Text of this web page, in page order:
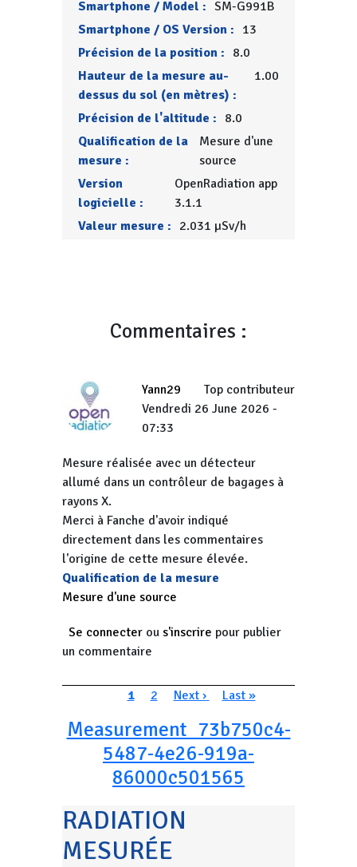
Smartphone / Model : SM-G991B
Smartphone / OS Version : 13
Précision de la position : 8.0
Hauteur de la mesure au-
dessus du sol (en mètres) :
1.00
Précision de l'altitude : 8.0
Qualification de la
mesure :
Mesure d'une
source
Version
logicielle :
OpenRadiation app
3.1.1
Valeur mesure : 2.031 µSv/h
Commentaires :
Yann29
Top contributeur
Vendredi 26 June 2026 -
07:33
Mesure réalisée avec un détecteur
allumé dans un contrôleur de bagages à
rayons X.
Merci à Fanche d'avoir indiqué
directement dans les commentaires
l'origine de cette mesure élevée.
Qualification de la mesure
Mesure d'une source
Se connecter ou s'inscrire pour publier
un commentaire
PaginationPage courante
1 Page
2 Page suivante
Next › Dernière page
Last »
Measurement_73b750c4-
5487-4e26-919a-
86000c501565
RADIATION
MESURÉE